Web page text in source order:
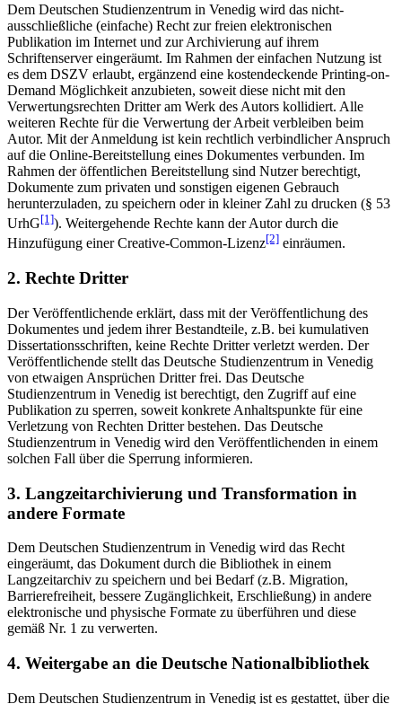
Dem Deutschen Studienzentrum in Venedig wird das nicht-
ausschließliche (einfache) Recht zur freien elektronischen
Publikation im Internet und zur Archivierung auf ihrem
Schriftenserver eingeräumt. Im Rahmen der einfachen Nutzung ist
es dem DSZV erlaubt, ergänzend eine kostendeckende Printing-on-
Demand Möglichkeit anzubieten, soweit diese nicht mit den
Verwertungsrechten Dritter am Werk des Autors kollidiert. Alle
weiteren Rechte für die Verwertung der Arbeit verbleiben beim
Autor. Mit der Anmeldung ist kein rechtlich verbindlicher Anspruch
auf die Online-Bereitstellung eines Dokumentes verbunden. Im
Rahmen der öffentlichen Bereitstellung sind Nutzer berechtigt,
Dokumente zum privaten und sonstigen eigenen Gebrauch
herunterzuladen, zu speichern oder in kleiner Zahl zu drucken (§ 53
UrhG[1]). Weitergehende Rechte kann der Autor durch die
Hinzufügung einer Creative-Common-Lizenz[2] einräumen.
2. Rechte Dritter
Der Veröffentlichende erklärt, dass mit der Veröffentlichung des
Dokumentes und jedem ihrer Bestandteile, z.B. bei kumulativen
Dissertationsschriften, keine Rechte Dritter verletzt werden. Der
Veröffentlichende stellt das Deutsche Studienzentrum in Venedig
von etwaigen Ansprüchen Dritter frei. Das Deutsche
Studienzentrum in Venedig ist berechtigt, den Zugriff auf eine
Publikation zu sperren, soweit konkrete Anhaltspunkte für eine
Verletzung von Rechten Dritter bestehen. Das Deutsche
Studienzentrum in Venedig wird den Veröffentlichenden in einem
solchen Fall über die Sperrung informieren.
3. Langzeitarchivierung und Transformation in
andere Formate
Dem Deutschen Studienzentrum in Venedig wird das Recht
eingeräumt, das Dokument durch die Bibliothek in einem
Langzeitarchiv zu speichern und bei Bedarf (z.B. Migration,
Barrierefreiheit, bessere Zugänglichkeit, Erschließung) in andere
elektronische und physische Formate zu überführen und diese
gemäß Nr. 1 zu verwerten.
4. Weitergabe an die Deutsche Nationalbibliothek
Dem Deutschen Studienzentrum in Venedig ist es gestattet, über die